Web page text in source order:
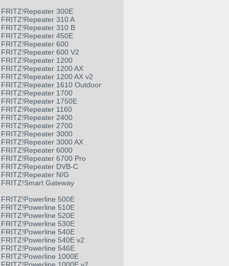
FRITZ!Repeater 300E
FRITZ!Repeater 310 A
FRITZ!Repeater 310 B
FRITZ!Repeater 450E
FRITZ!Repeater 600
FRITZ!Repeater 600 V2
FRITZ!Repeater 1200
FRITZ!Repeater 1200 AX
FRITZ!Repeater 1200 AX v2
FRITZ!Repeater 1610 Outdoor
FRITZ!Repeater 1700
FRITZ!Repeater 1750E
FRITZ!Repeater 1160
FRITZ!Repeater 2400
FRITZ!Repeater 2700
FRITZ!Repeater 3000
FRITZ!Repeater 3000 AX
FRITZ!Repeater 6000
FRITZ!Repeater 6700 Pro
FRITZ!Repeater DVB-C
FRITZ!Repeater N/G
FRITZ!Smart Gateway
FRITZ!Powerline 500E
FRITZ!Powerline 510E
FRITZ!Powerline 520E
FRITZ!Powerline 530E
FRITZ!Powerline 540E
FRITZ!Powerline 540E v2
FRITZ!Powerline 546E
FRITZ!Powerline 1000E